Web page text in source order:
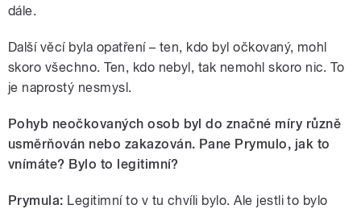
dále.
Další věcí byla opatření – ten, kdo byl očkovaný, mohl
skoro všechno. Ten, kdo nebyl, tak nemohl skoro nic. To
je naprostý nesmysl.
Pohyb neočkovaných osob byl do značné míry různě
usměrňován nebo zakazován. Pane Prymulo, jak to
vnímáte? Bylo to legitimní?
Prymula: Legitimní to v tu chvíli bylo. Ale jestli to bylo